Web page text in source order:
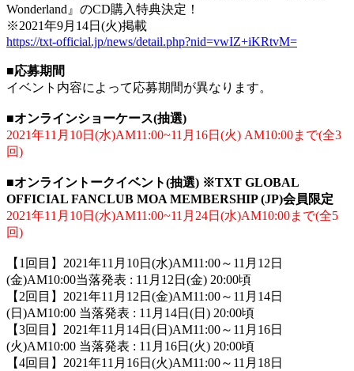
Wonderland』のCD購入特典決定！
※2021年9月14日(火)掲載
https://txt-official.jp/news/detail.php?nid=vwIZ+iKRtvM=
■応募期間
イベント内容によって応募期間が異なります。
■オンラインショーケース(抽選)
2021年11月10日(水)AM11:00~11月16日(火) AM10:00まで(全3
回)
■オンライントークイベント(抽選) ※TXT GLOBAL
OFFICIAL FANCLUB MOA MEMBERSHIP (JP)会員限定
2021年11月10日(水)AM11:00~11月24日(水)AM10:00まで(全5
回)
【1回目】2021年11月10日(水)AM11:00～11月12日
(金)AM10:00当落発表 : 11月12日(金) 20:00頃
【2回目】2021年11月12日(金)AM11:00～11月14日
(日)AM10:00 当落発表 : 11月14日(日) 20:00頃
【3回目】2021年11月14日(日)AM11:00～11月16日
(火)AM10:00 当落発表 : 11月16日(火) 20:00頃
【4回目】2021年11月16日(火)AM11:00～11月18日